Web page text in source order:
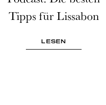
Tipps für Lissabon
LESEN